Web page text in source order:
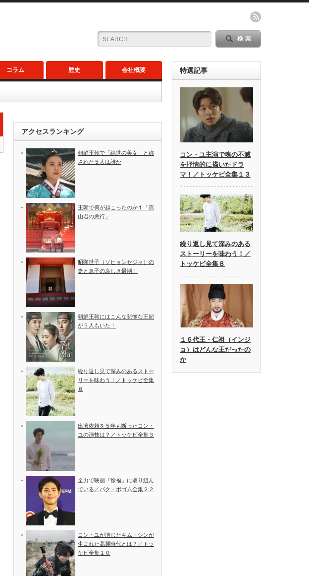
コラム 歴史 会社概要
アクセスランキング
朝鮮王朝で「絶世の美女」と称
された５人は誰か
王朝で何が起こったのか１「燕
山君の悪行」
昭顕世子（ソヒョンセジャ）の
妻と息子の哀しき最期！
朝鮮王朝にはこんな悲惨な王妃
が５人もいた！
繰り返し見て深みのあるストー
リーを味わう！／トッケビ全集
８
出演依頼を５年も断ったコン・
ユの演技は？／トッケビ全集３
全力で映画『徐福』に取り組ん
でいる／パク・ボゴム全集２２
コン・ユが演じたキム・シンが
生まれた高麗時代とは？／トッ
ケビ全集１０
特選記事
コン・ユ主演で魂の不滅
を抒情的に描いたドラ
マ！／トッケビ全集１３
繰り返し見て深みのある
ストーリーを味わう！／
トッケビ全集８
１６代王・仁祖（インジ
ョ）はどんな王だったの
か